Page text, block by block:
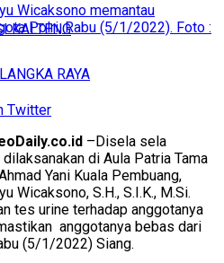
KALTENG
RAYA
Wicaksono memantau
Polri, Rabu (5/1/2022). Foto :
Twitter
–Disela sela
di Aula Patria Tama
Yani Kuala Pembuang,
Wicaksono, S.H., S.I.K., M.Si.
tes urine terhadap anggotanya
anggotanya bebas dari
(5/1/2022) Siang.